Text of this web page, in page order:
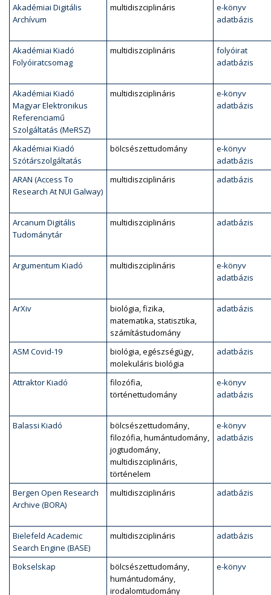
Akadémiai Digitális
Archívum
multidiszciplináris
e-könyv
adatbázis
Akadémiai Kiadó
Folyóiratcsomag
multidiszciplináris
folyóirat
adatbázis
Akadémiai Kiadó
Magyar Elektronikus
Referenciamű
Szolgáltatás (MeRSZ)
multidiszciplináris
e-könyv
adatbázis
Akadémiai Kiadó
Szótárszolgáltatás
bölcsészettudomány
e-könyv
adatbázis
ARAN (Access To
Research At NUI Galway)
multidiszciplináris adatbázis
Arcanum Digitális
Tudománytár
multidiszciplináris adatbázis
Argumentum Kiadó multidiszciplináris
e-könyv
adatbázis
ArXiv
biológia, fizika,
matematika, statisztika,
számítástudomány
adatbázis
ASM Covid-19
biológia, egészségügy,
molekuláris biológia
adatbázis
Attraktor Kiadó
filozófia,
történettudomány
e-könyv
adatbázis
Balassi Kiadó
bölcsészettudomány,
filozófia, humántudomány,
jogtudomány,
multidiszciplináris,
történelem
e-könyv
adatbázis
Bergen Open Research
Archive (BORA)
multidiszciplináris adatbázis
Bielefeld Academic
Search Engine (BASE)
multidiszciplináris adatbázis
Bokselskap
bölcsészettudomány,
humántudomány,
irodalomtudomány
e-könyv